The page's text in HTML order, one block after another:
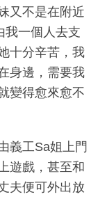
又不是在附近
我一個人去支
十分辛苦，我
身邊，需要我
變得愈來愈不
義工Sa姐上門
遊戲，甚至和
夫便可外出放